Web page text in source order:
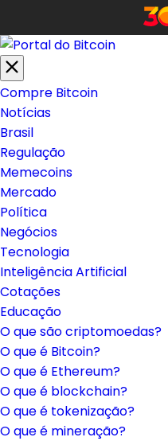
Compre Bitcoin
Notícias
Brasil
Regulação
Memecoins
Mercado
Política
Negócios
Tecnologia
Inteligência Artificial
Cotações
Educação
O que são criptomoedas?
O que é Bitcoin?
O que é Ethereum?
O que é blockchain?
O que é tokenização?
O que é mineração?